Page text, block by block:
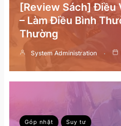
[Review Sách]
– Làm Điều Bình
Thường
System Administration
Góp nhặt Suy tư